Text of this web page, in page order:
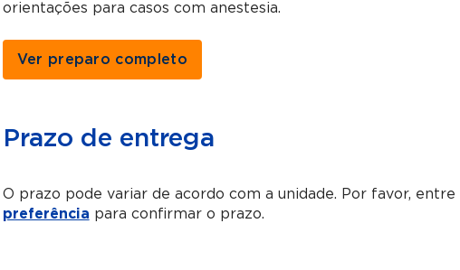
orientações para casos com anestesia.
Ver preparo completo
Prazo de entrega
O prazo pode variar de acordo com a unidade. Por favor,
preferência para confirmar o prazo.